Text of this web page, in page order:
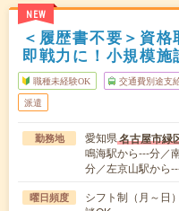
NEW
＜履歴書不要＞資
即戦力に！小規模施
職種未経験OK 交通費別途支
派遣
勤務地 愛知県名古屋市緑
鳴海駅から---分／
分／左京山駅から
曜日頻度
シフト制（月～日